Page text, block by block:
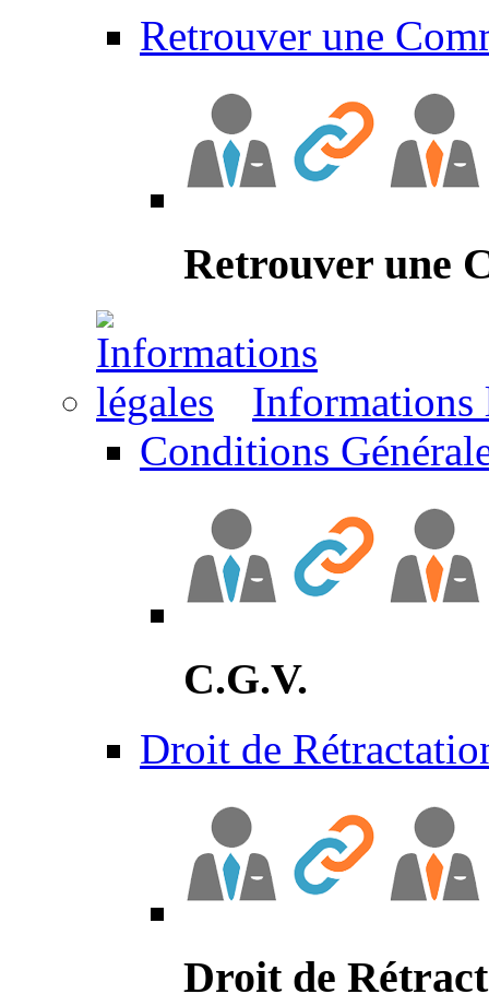
Retrouver une
Retrouver une
Informations
Conditions
C.G.V.
Droit de
Droit de